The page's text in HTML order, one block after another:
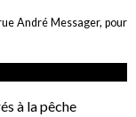
André Messager, pour
à la pêche